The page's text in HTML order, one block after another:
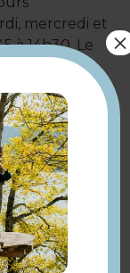
mercredi et
à 14h30. Le
samedi de
19h à 22h30.
×